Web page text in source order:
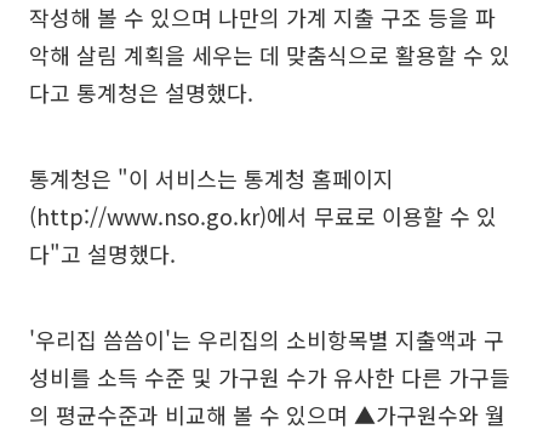
작성해 볼 수 있으며 나만의 가계 지출 구조 등을 파
악해 살림 계획을 세우는 데 맞춤식으로 활용할 수 있
다고 통계청은 설명했다.
통계청은 "이 서비스는 통계청 홈페이지
(http://www.nso.go.kr)에서 무료로 이용할 수 있
다"고 설명했다.
'우리집 씀씀이'는 우리집의 소비항목별 지출액과 구
성비를 소득 수준 및 가구원 수가 유사한 다른 가구들
의 평균수준과 비교해 볼 수 있으며 ▲가구원수와 월